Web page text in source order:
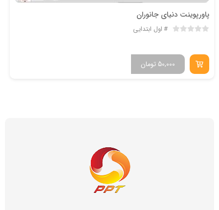
پاورپوینت دنیای جانوران
اول ابتدایی
تومان 50,000